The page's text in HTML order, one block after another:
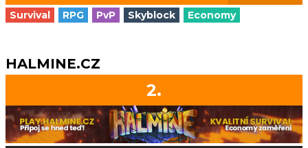
Survival RPG PvP Skyblock Economy
HALMINE.CZ
2.